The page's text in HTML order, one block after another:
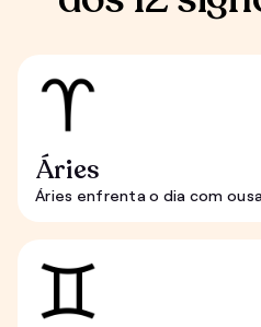
Áries
Áries enfrenta o dia com